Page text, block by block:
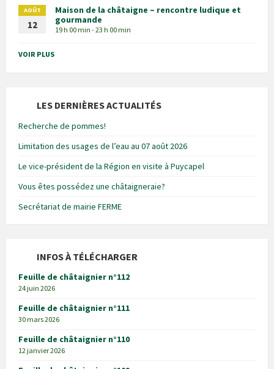
AOÛT
12
Maison de la châtaigne – rencontre ludique et
gourmande
19 h 00 min - 23 h 00 min
VOIR PLUS
LES DERNIÈRES ACTUALITÉS
Recherche de pommes!
Limitation des usages de l’eau au 07 août 2026
Le vice-président de la Région en visite à Puycapel
Vous êtes possédez une châtaigneraie?
Secrétariat de mairie FERME
INFOS À TÉLÉCHARGER
Feuille de châtaignier n°112
24 juin 2026
Feuille de châtaignier n°111
30 mars 2026
Feuille de châtaignier n°110
12 janvier 2026